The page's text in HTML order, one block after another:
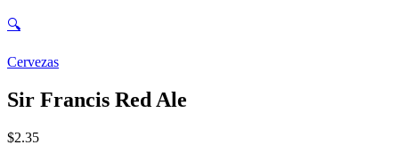
🔍
Cervezas
Sir Francis Red Ale
$2.35